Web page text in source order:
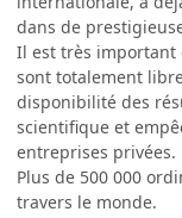
dans de
Il est très important
sont totalement
disponibilité des
scientifique et
entreprises privées.
Plus de 500 000
travers le monde.